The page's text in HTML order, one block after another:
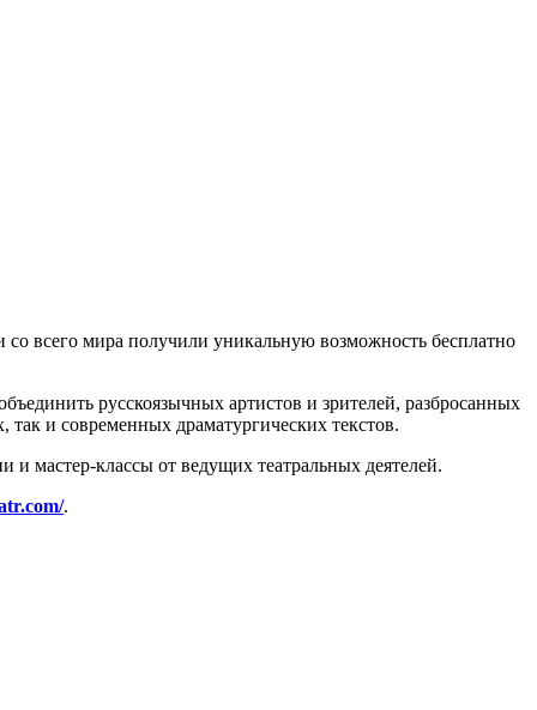
всего мира получили уникальную возможность бесплатно
русскоязычных артистов и зрителей, разбросанных
и современных драматургических текстов.
и мастер-классы от ведущих театральных деятелей.
.